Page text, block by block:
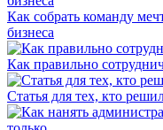
Как собрать команду
бизнеса
Как правильно
Статья для тех, кто